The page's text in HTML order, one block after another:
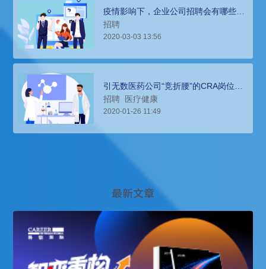
疫情影响下，企业公司招聘会有哪些变
化？
招聘
2020-03-03 13:56
引无数医药公司“竞折腰”的CRA岗位招
聘难题，就这样被猎头公司解决了
招聘 医疗健康
2020-01-26 11:49
最新文章